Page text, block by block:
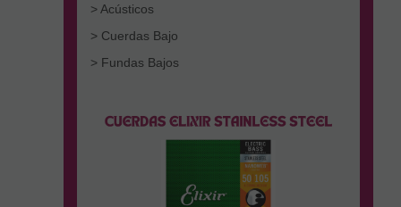
> Acústicos
> Cuerdas Bajo
> Fundas Bajos